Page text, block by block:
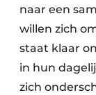
naar een
willen zich
staat klaar
in hun
zich